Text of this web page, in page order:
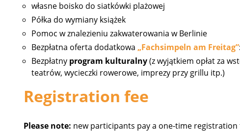
własne boisko do siatkówki plażowej
Półka do wymiany książek
Pomoc w znalezieniu zakwaterowania w Berlinie
Bezpłatna oferta dodatkowa „Fachsimpeln am Freitag”
Bezpłatny program kulturalny(z wyjątkiem opłat za
teatrów, wycieczki rowerowe, imprezy przy grillu itp.)
Registration fee
Please note: new participants pay a one-time registration